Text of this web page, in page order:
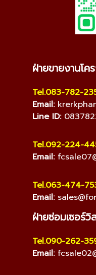
ฝ่ายขายงานโ
Tel.083-782-
Email:
Line ID:
Tel.092-224-
Email:
Tel.063-474-
Email:
ฝ่ายซ่อมเซอร์วิ
Tel.090-262-
Email: